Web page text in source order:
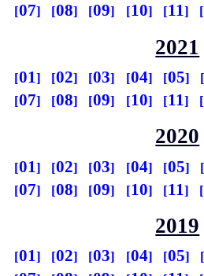
07
08 09 10 11
2021
01 02 03 04 05
07
08 09 10 11
2020
01 02 03 04 05
07
08 09 10 11
2019
01 02 03 04 05